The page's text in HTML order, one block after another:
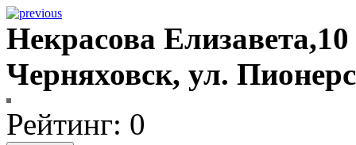
Некрасова
Черняховск, ул.
Рейтинг: 0